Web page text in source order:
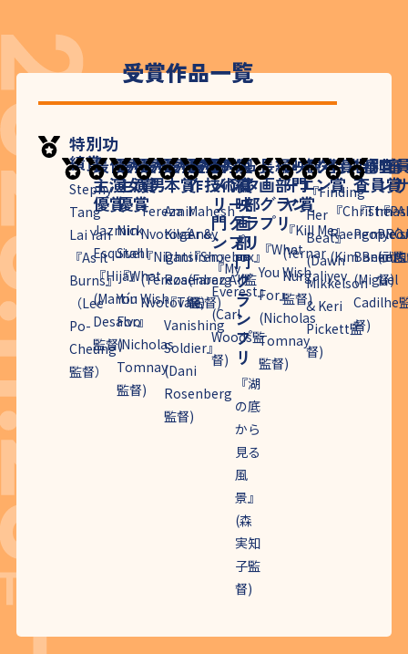
受賞作品一覧
特別功
績賞
Stephy
Tang
Lai Yan
『As It
Burns』
（Lee
Po-
Cheung
監督）
最優秀
主演女
優賞
Jazmin
Esquivel
『Hija』
(Martín
Desalvo
監督)
最優秀
主演男
優賞
Nick
Stahl
『What
You Wish
For』
(Nicholas
Tomnay
監督)
最優秀監督
賞
Tereza
Nvotová
『Nightsiren』
(Tereza
Nvotová監督)
最優秀脚
本賞
Amir
Kilger &
Dani
Rosenberg
『The
Vanishing
Soldier』
(Dani
Rosenberg
監督)
最優秀製
作技術賞
Mahesh
Aney
『Shoebox』
(Faraz Ali監
督)
ドキュ
メンタ
リー部
門グラ
ンプリ
『My
Everest』
(Carl
Woods監
督)
短
編
映
画
部
門
グ
ラ
ン
プ
リ
『湖
の底
から
見る
風
景』
(森
実知
子監
督)
長編映
画部門
グラン
プリ
『What
You Wish
For』
(Nicholas
Tomnay
監督)
シアタ
ーエン
ヤ賞
『Kill Me』
(Yernar
Nurgaliyev
監督)
観客賞
『Finding
Her
Beat』
(Dawn
Mikkelson
& Keri
Pickett監
督)
特別審査
賞
『Christmas
(Kim Been
特別審
査員賞
『The
People's
Bankers
(Miguel
Cadilhe
督)
ゴ
ン
『
(武
督)